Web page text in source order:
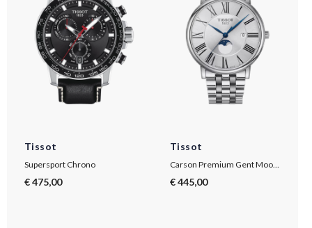
Tissot
Supersport Chrono
€ 475,00
Tissot
€ 445,00